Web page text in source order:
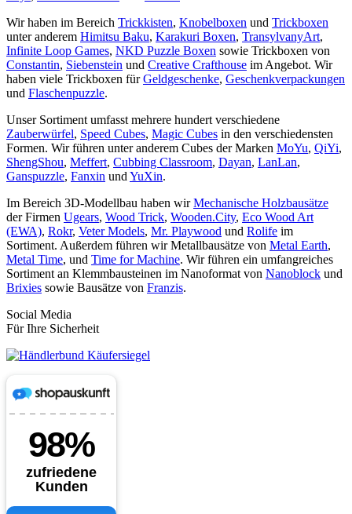
Wir haben im Bereich Trickkisten, Knobelboxen und Trickboxen
unter anderem Himitsu Baku, Karakuri Boxen, TransylvanyArt,
Infinite Loop Games, NKD Puzzle Boxen sowie Trickboxen von
Constantin, Siebenstein und Creative Crafthouse im Angebot. Wir
haben viele Trickboxen fürGeldgeschenke, Geschenkverpackungen
und Flaschenpuzzle.
Unser Sortiment umfasst mehrere hundert verschiedene
Zauberwürfel, Speed Cubes, Magic Cubes in den verschiedensten
Formen. Wir führen unter anderem Cubes der Marken MoYu, QiYi,
ShengShou, Meffert, Cubbing Classroom, Dayan, LanLan,
Ganspuzzle, Fanxin und YuXin.
Im Bereich 3D-Modellbau haben wirMechanische Holzbausätze
der Firmen Ugears, Wood Trick, Wooden.City, Eco Wood Art
(EWA), Rokr, Veter Models, Mr. Playwood und Rolife im
Sortiment. Außerdem führen wir Metallbausätze von Metal Earth,
Metal Time, und Time for Machine. Wir führen ein umfangreiches
Sortiment an Klemmbausteinen im Nanoformat von Nanoblock und
Brixies sowie Bausätze von Franzis.
Social Media
Für Ihre Sicherheit